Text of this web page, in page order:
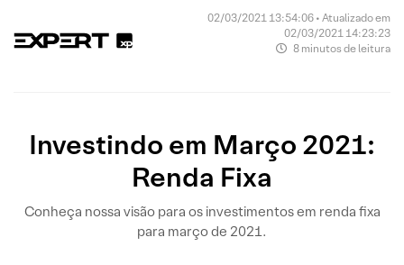
02/03/2021 13:54:06 • Atualizado em
02/03/2021 14:23:23
8 minutos de leitura
Investindo em Março 2021:
Renda Fixa
Conheça nossa visão para os investimentos em renda fixa
para março de 2021.